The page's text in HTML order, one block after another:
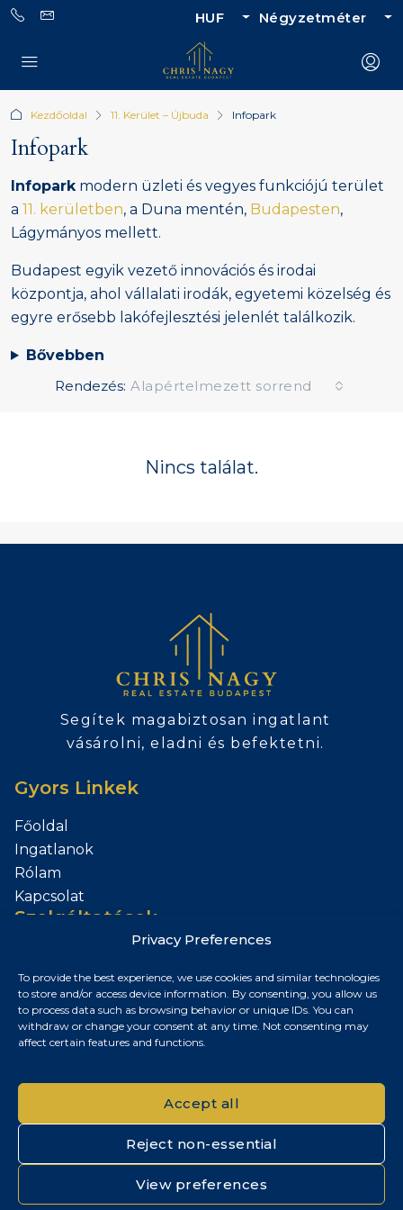
Privacy Preferences
To provide the best experience, we use cookies and similar technologies
to store and/or access device information. By consenting, you allow us
to process data such as browsing behavior or unique IDs. You can
withdraw or change your consent at any time. Not consenting may
affect certain features and functions.
Accept all
Reject non-essential
View preferences
HUF Négyzetméter
Kezdőoldal 11. Kerület – Újbuda Infopark
Infopark
Infoparkmodern üzleti és vegyes funkciójú terület
a 11. kerületben, a Duna mentén, Budapesten,
Lágymányos mellett.
Budapest egyik vezető innovációs és irodai
központja, ahol vállalati irodák, egyetemi közelség és
egyre erősebb lakófejlesztési jelenlét találkozik.
Bővebben
Rendezés: Alapértelmezett sorrend
Nincs találat.
Segítek magabiztosan ingatlant
vásárolni, eladni és befektetni.
Gyors Linkek
Főoldal
Ingatlanok
Rólam
Kapcsolat
Szolgáltatások
Kapcsolat
Budapest, Magyarország
+36 30 687 6790
© 2026 Chris Nagy Real Estate. Minden jog fenntartva.
Adatvédelmi tájékoztató|Cookie szabályzat